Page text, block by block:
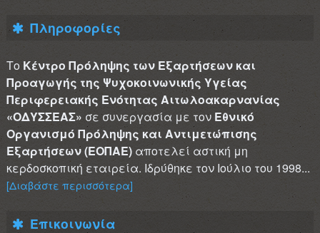
Πληροφορίες
Το Κέντρο Πρόληψης των Εξαρτήσεων και
Προαγωγής της Ψυχοκοινωνικής Υγείας
Περιφερειακής Ενότητας Αιτωλοακαρνανίας
«ΟΔΥΣΣΕΑΣ» σε συνεργασία με τον Εθνικό
Οργανισμό Πρόληψης και Αντιμετώπισης
Εξαρτήσεων (ΕΟΠΑΕ)αποτελεί αστική μη
κερδοσκοπική εταιρεία. Ιδρύθηκε τον Ιούλιο του 1998...
[Διαβάστε περισσότερα]
Επικοινωνία